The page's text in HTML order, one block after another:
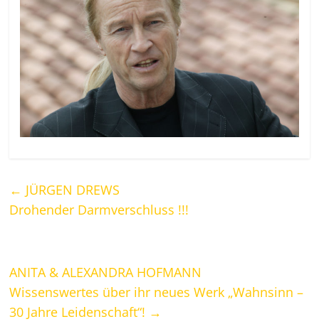
← JÜRGEN DREWS
Drohender Darmverschluss !!!
ANITA & ALEXANDRA HOFMANN
Wissenswertes über ihr neues Werk „Wahnsinn –
30 Jahre Leidenschaft“! →